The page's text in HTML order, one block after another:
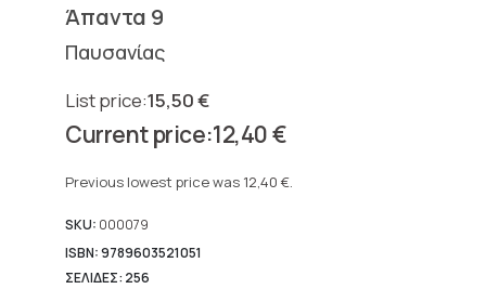
Άπαντα 9
Παυσανίας
15,50€
Original
price
15,50 €.
12,40€
price
12,40 €.
Previous lowest price was 12,40 €.
SKU: 000079
ISBN: 9789603521051
ΣΕΛΙΔΕΣ: 256